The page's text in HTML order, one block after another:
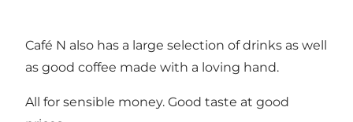
Café N also has a large selection of drinks as well
as good coffee made with a loving hand.
All for sensible money. Good taste at good